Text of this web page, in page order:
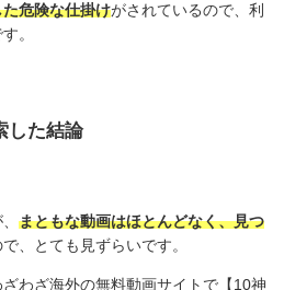
危険な仕掛けがされているので、利
。
した結論
まともな動画はほとんどなく、見つ
で、とても見ずらいです。
わざ海外の無料動画サイトで【10神